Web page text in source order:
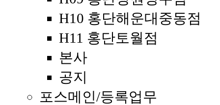
H10 홍단해운대중동점
H11 홍단토월점
본사
공지
포스메인/등록업무